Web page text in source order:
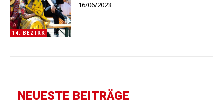
14. BEZIRK
16/06/2023
NEUESTE BEITRÄGE